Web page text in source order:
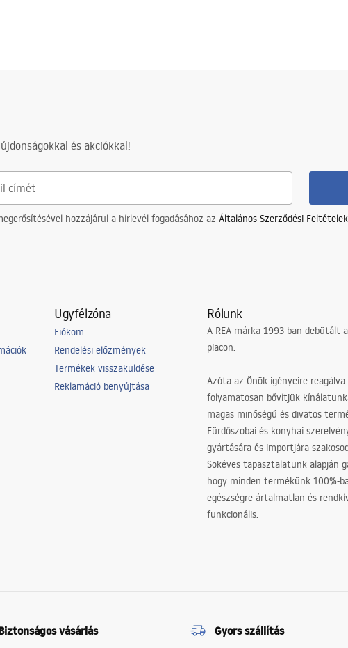
és akciókkal!
hozzájárul a hírlevél fogadásához az Általános Szerződési
Ügyfélzóna
Fiókom
Rendelési előzmények
Termékek visszaküldése
Reklamáció benyújtása
Rólunk
A REA márka 1993-ban debütált
piacon.
Azóta az Önök igényeire reagálva
folyamatosan bővítjük
magas minőségű és divatos
Fürdőszobai és konyhai
gyártására és importjára
Sokéves tapasztalatunk alapján
hogy minden termékünk 100%-
egészségre ártalmatlan és
funkcionális.
vásárlás Gyors szállítás